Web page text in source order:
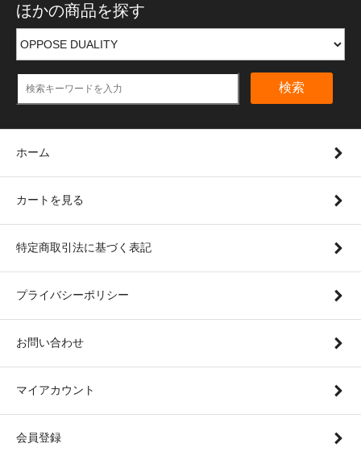
ほかの商品を探す
検索
ホーム
カートを見る
特定商取引法に基づく表記
プライバシーポリシー
お問い合わせ
マイアカウント
会員登録